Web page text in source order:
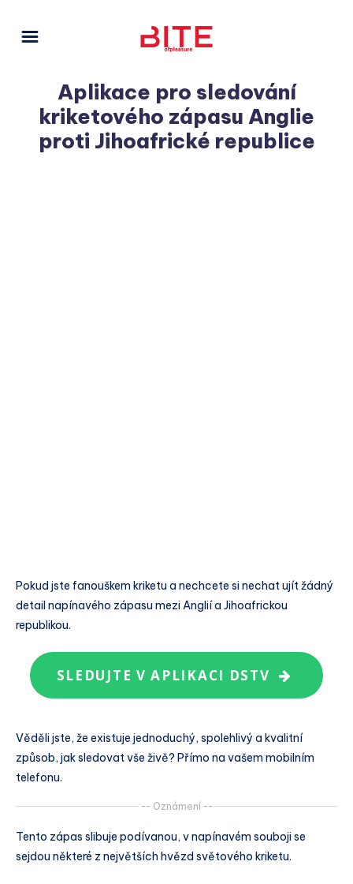
Aplikace pro sledování
kriketového zápasu Anglie
proti Jihoafrické republice
Pokud jste fanouškem kriketu a nechcete si nechat ujít žádný
detail napínavého zápasu mezi Anglií a Jihoafrickou
republikou.
SLEDUJTE V APLIKACI DSTV
Věděli jste, že existuje jednoduchý, spolehlivý a kvalitní
způsob, jak sledovat vše živě? Přímo na vašem mobilním
telefonu.
-- Oznámení --
Tento zápas slibuje podívanou, v napínavém souboji se
sejdou některé z největších hvězd světového kriketu.